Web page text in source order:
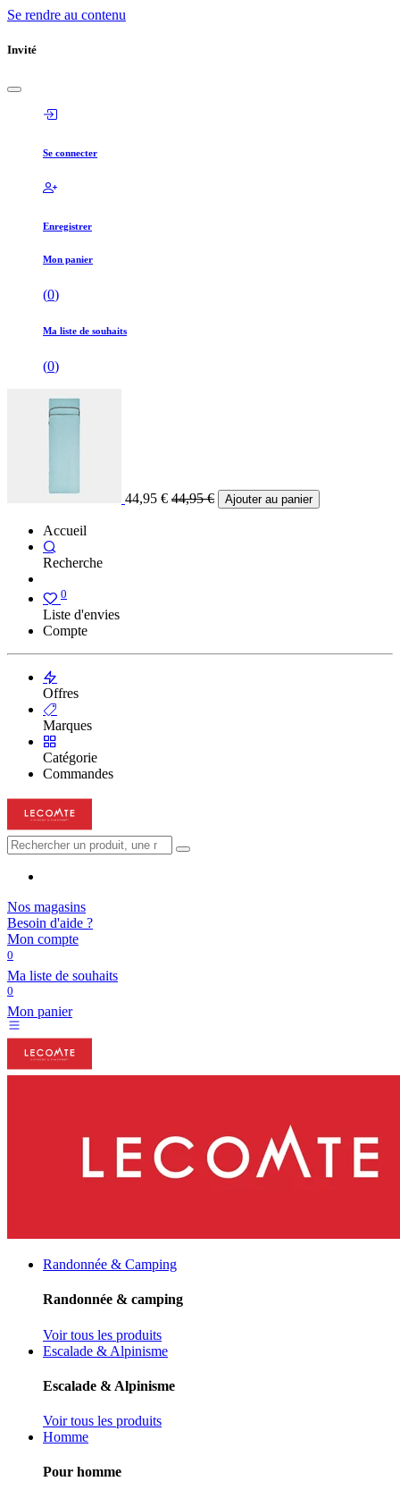
Se rendre au contenu
Invité
Se connecter
Enregistrer
Mon panier
(0)
Ma liste de souhaits
(0)
44,95 € 44,95€ Ajouter au panier
Accueil
Recherche
0
Liste d'envies
Compte
Offres
Marques
Catégorie
Commandes
Nos magasins
Besoin d'aide ?
Mon compte
0
Ma liste de souhaits
0
Mon panier
Randonnée & Camping
Randonnée & camping
Voir tous les produits
Escalade & Alpinisme
Escalade & Alpinisme
Voir tous les produits
Homme
Pour homme